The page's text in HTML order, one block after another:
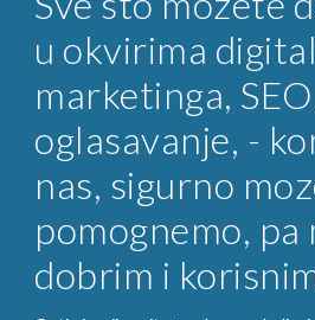
u okvirima
marketinga,
oglasavanje, -
nas, sigurno
pomognemo, pa
dobrim i